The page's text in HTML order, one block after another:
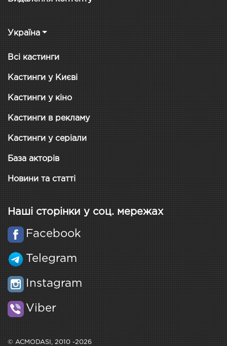
Україна
Всі кастинги
Кастинги у Києві
Кастинги у кіно
Кастинги в рекламу
Кастинги у серіали
База акторів
Новини та статті
Наші сторінки у соц. мережах
Facebook
Telegram
Instagram
Viber
© ACMODASI, 2010 -2026